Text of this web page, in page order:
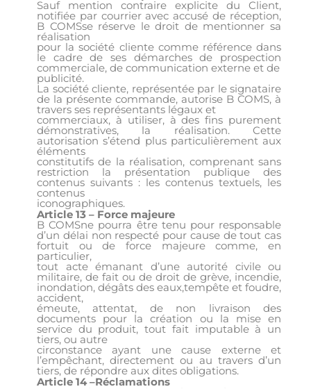
Sauf mention contraire explicite du Client,
notifiée par courrier avec accusé de réception,
B COMSse réserve le droit de mentionner sa
réalisation
pour la société cliente comme référence dans
le cadre de ses démarches de prospection
commerciale, de communication externe et de
publicité.
La société cliente, représentée par le signataire
de la présente commande, autorise B COMS, à
travers ses représentants légaux et
commerciaux, à utiliser, à des fins purement
démonstratives, la réalisation. Cette
autorisation s’étend plus particulièrement aux
éléments
constitutifs de la réalisation, comprenant sans
restriction la présentation publique des
contenus suivants : les contenus textuels, les
contenus
iconographiques.
Article 13 – Force majeure
B COMSne pourra être tenu pour responsable
d’un délai non respecté pour cause de tout cas
fortuit ou de force majeure comme, en
particulier,
tout acte émanant d’une autorité civile ou
militaire, de fait ou de droit de grève, incendie,
inondation, dégâts des eaux,tempête et foudre,
accident,
émeute, attentat, de non livraison des
documents pour la création ou la mise en
service du produit, tout fait imputable à un
tiers, ou autre
circonstance ayant une cause externe et
l’empêchant, directement ou au travers d’un
tiers, de répondre aux dites obligations.
Article 14 –Réclamations